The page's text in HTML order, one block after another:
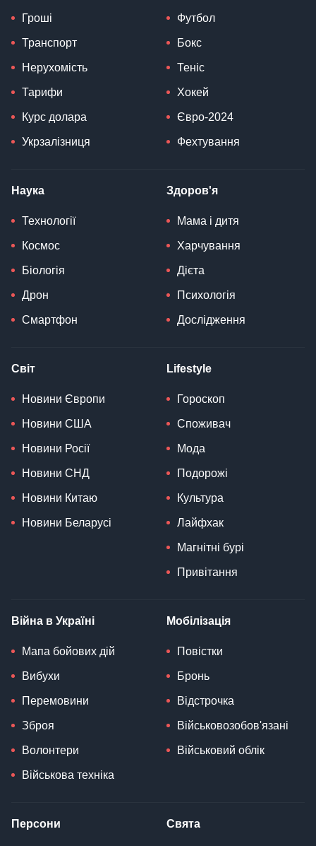
Гроші
Транспорт
Нерухомість
Тарифи
Курс долара
Укрзалізниця
Футбол
Бокс
Теніс
Хокей
Євро-2024
Фехтування
Наука
Технології
Космос
Біологія
Дрон
Смартфон
Здоров'я
Мама і дитя
Харчування
Дієта
Психологія
Дослідження
Світ
Новини Європи
Новини США
Новини Росії
Новини СНД
Новини Китаю
Новини Беларусі
Lifestyle
Гороскоп
Споживач
Мода
Подорожі
Культура
Лайфхак
Магнітні бурі
Привітання
Війна в Україні
Мапа бойових дій
Вибухи
Перемовини
Зброя
Волонтери
Військова техніка
Мобілізація
Повістки
Бронь
Відстрочка
Військовозобов'язані
Військовий облік
Персони Свята